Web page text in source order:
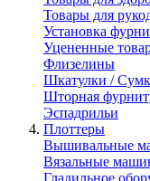
Товары для
Установка
Уцененные
Флизелины
Шкатулки /
Шторная
Эспадрильи
Плоттеры
Вышивальные
Вязальные
Гладильное